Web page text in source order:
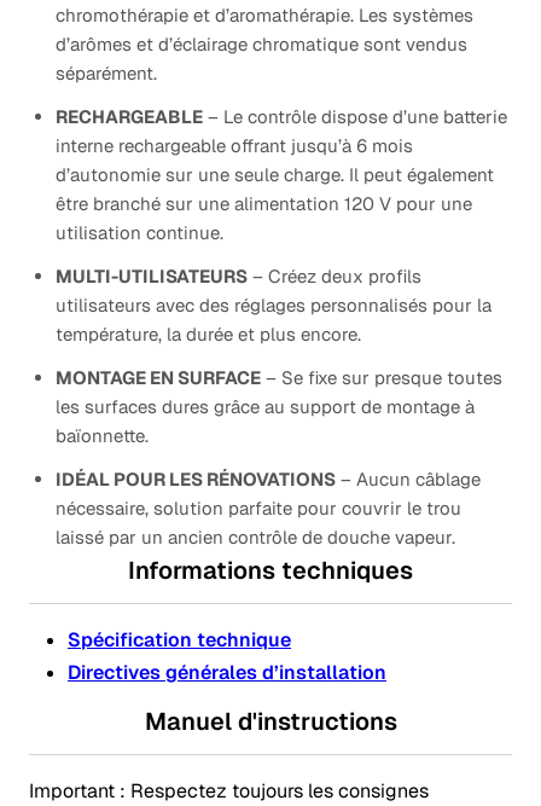
chromothérapie et d’aromathérapie. Les systèmes
d’arômes et d’éclairage chromatique sont vendus
séparément.
RECHARGEABLE – Le contrôle dispose d’une batterie
interne rechargeable offrant jusqu’à 6 mois
d’autonomie sur une seule charge. Il peut également
être branché sur une alimentation 120 V pour une
utilisation continue.
MULTI-UTILISATEURS – Créez deux profils
utilisateurs avec des réglages personnalisés pour la
température, la durée et plus encore.
MONTAGE EN SURFACE – Se fixe sur presque toutes
les surfaces dures grâce au support de montage à
baïonnette.
IDÉAL POUR LES RÉNOVATIONS – Aucun câblage
nécessaire, solution parfaite pour couvrir le trou
laissé par un ancien contrôle de douche vapeur.
Informations techniques
Spécification technique
Directives générales d’installation
Manuel d'instructions
Important : Respectez toujours les consignes